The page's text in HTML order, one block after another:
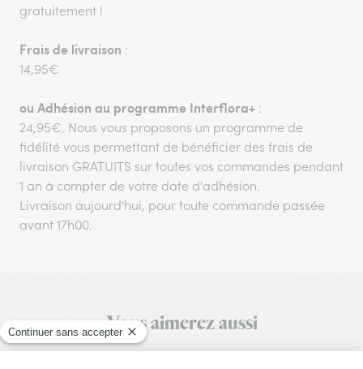
gratuitement !
Frais de livraison :
14,95€
ou Adhésion au programme Interflora+ :
24,95€. Nous vous proposons un programme de
fidélité vous permettant de bénéficier des frais de
livraison GRATUITS sur toutes vos commandes pendant
1 an à compter de votre date d'adhésion.
Livraison aujourd'hui, pour toute commande passée
avant 17h00.
Vous aimerez aussi